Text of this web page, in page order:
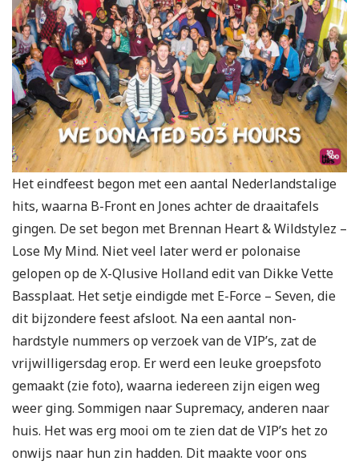
Het eindfeest begon met een aantal Nederlandstalige
hits, waarna B-Front en Jones achter de draaitafels
gingen. De set begon met Brennan Heart & Wildstylez –
Lose My Mind. Niet veel later werd er polonaise
gelopen op de X-Qlusive Holland edit van Dikke Vette
Bassplaat. Het setje eindigde met E-Force – Seven, die
dit bijzondere feest afsloot. Na een aantal non-
hardstyle nummers op verzoek van de VIP’s, zat de
vrijwilligersdag erop. Er werd een leuke groepsfoto
gemaakt (zie foto), waarna iedereen zijn eigen weg
weer ging. Sommigen naar Supremacy, anderen naar
huis. Het was erg mooi om te zien dat de VIP’s het zo
onwijs naar hun zin hadden. Dit maakte voor ons